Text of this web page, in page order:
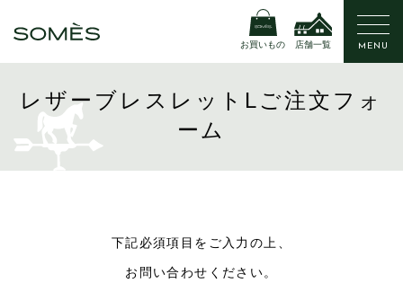
お買いもの 店舗一覧 MENU
レザーブレスレットLご注文フォ
ーム
下記必須項目をご入力の上、
お問い合わせください。